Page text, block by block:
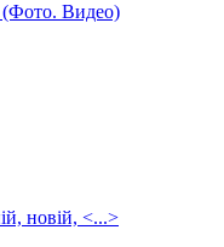
(Фото. Видео)
новій, <...>